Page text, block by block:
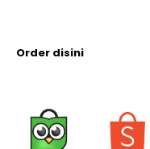
Order disini